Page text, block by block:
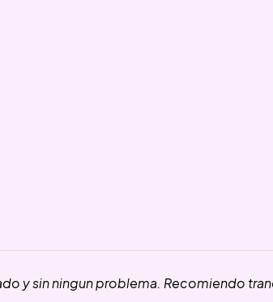
y sin ningun problema. Recomiendo